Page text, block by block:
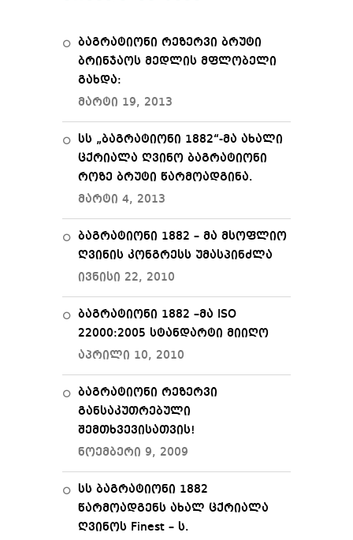
ბაგრატიონი რეზერვი ბრუტი
ბრინჯაოს მედლის მფლობელი
გახდა:
მარტი 19, 2013
სს „ბაგრატიონი 1882“-მა ახალი
ცქრიალა ღვინო ბაგრატიონი
როზე ბრუტი წარმოადგინა.
მარტი 4, 2013
ბაგრატიონი 1882 – მა მსოფლიო
ღვინის კონგრესს უმასპინძლა
ივნისი 22, 2010
ბაგრატიონი 1882 –მა ISO
22000:2005 სტანდარტი მიიღო
აპრილი 10, 2010
ბაგრატიონი რეზერვი
განსაკუთრებული
შემთხვევისათვის!
ნოემბერი 9, 2009
სს ბაგრატიონი 1882
წარმოადგენს ახალ ცქრიალა
ღვინოს Finest – ს.